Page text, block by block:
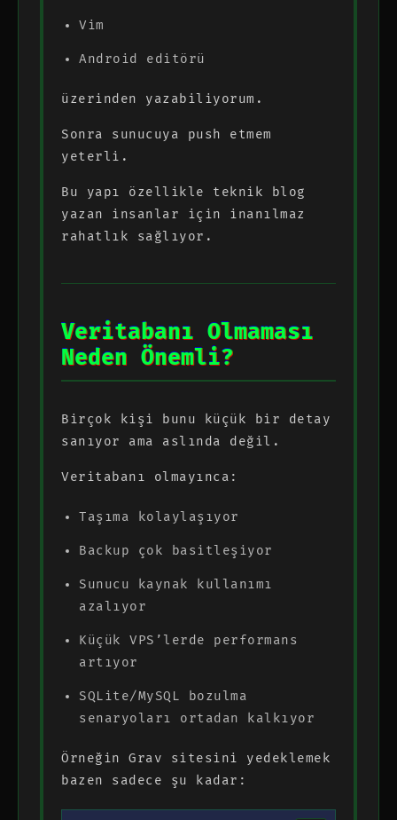
Vim
Android editörü
üzerinden yazabiliyorum.
Sonra sunucuya push etmem
yeterli.
Bu yapı özellikle teknik blog
yazan insanlar için inanılmaz
rahatlık sağlıyor.
Veritabanı Olmaması
Neden Önemli?
Birçok kişi bunu küçük bir detay
sanıyor ama aslında değil.
Veritabanı olmayınca:
Taşıma kolaylaşıyor
Backup çok basitleşiyor
Sunucu kaynak kullanımı
azalıyor
Küçük VPS’lerde performans
artıyor
SQLite/MySQL bozulma
senaryoları ortadan kalkıyor
Örneğin Grav sitesini yedeklemek
bazen sadece şu kadar: